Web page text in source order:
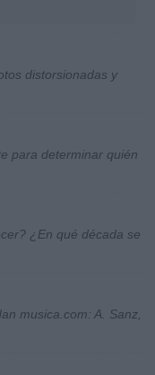
distorsionadas y
para determinar quién
¿En qué década se
musica.com: A. Sanz,